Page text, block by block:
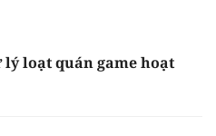
lý loạt quán game hoạt